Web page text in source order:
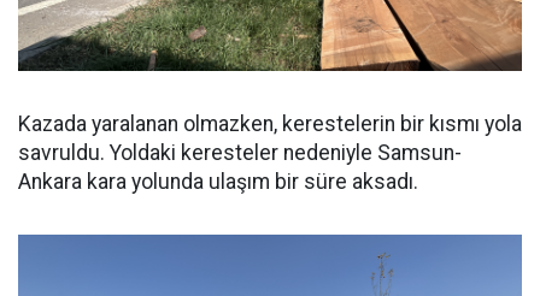
Kazada yaralanan olmazken, kerestelerin bir kısmı yola
savruldu. Yoldaki keresteler nedeniyle Samsun-
Ankara kara yolunda ulaşım bir süre aksadı.